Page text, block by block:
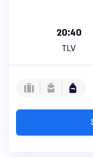
20:40
TLV